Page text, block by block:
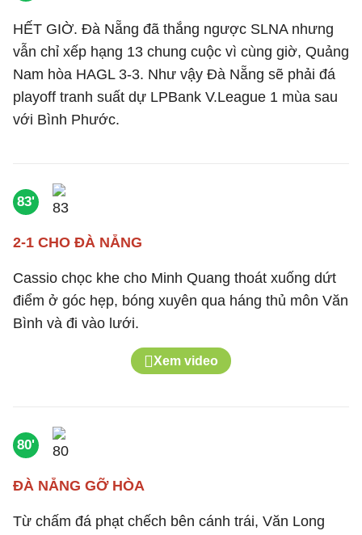
HẾT GIỜ. Đà Nẵng đã thắng ngược SLNA nhưng
vẫn chỉ xếp hạng 13 chung cuộc vì cùng giờ, Quảng
Nam hòa HAGL 3-3. Như vậy Đà Nẵng sẽ phải đá
playoff tranh suất dự LPBank V.League 1 mùa sau
với Bình Phước.
83'
2-1 CHO ĐÀ NẴNG
Cassio chọc khe cho Minh Quang thoát xuống dứt
điểm ở góc hẹp, bóng xuyên qua háng thủ môn Văn
Bình và đi vào lưới.
Xem video
80'
ĐÀ NẴNG GỠ HÒA
Từ chấm đá phạt chếch bên cánh trái, Văn Long